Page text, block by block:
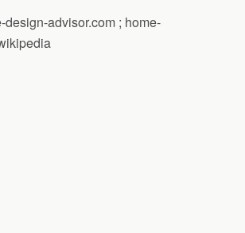
design-advisor.com ; home-